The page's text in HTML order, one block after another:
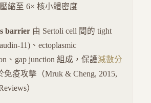
縮至 6× 核小體密度
barrier 由 Sertoli cell 間的 tight
11)、ectoplasmic
、gap junction 組成，保護減數分
免疫攻擊（Mruk & Cheng, 2015,
）